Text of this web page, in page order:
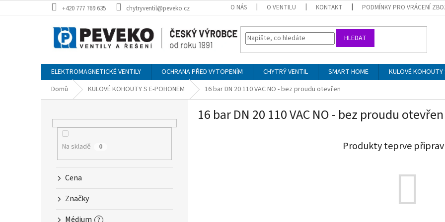
na
+420 777 769 635 chytryventil@peveko.cz O NÁS O VENTILU KONTAKT PODMÍNKY PRO VRÁCENÍ
HLEDAT
ELEKTROMAGNETICKÉ VENTILY OCHRANA PŘED VYTOPENÍM CHYTRÝ VENTIL SMART HOME KULOVÉ
Domů
KULOVÉ KOHOUTY S E-POHONEM 16 bar DN 20 110 VAC NO - bez proudu otevřen
Na skladě 0
Cena
Značky
Médium ?
16 bar DN 20 110 VAC NO - bez proudu otevřen
Produkty teprve